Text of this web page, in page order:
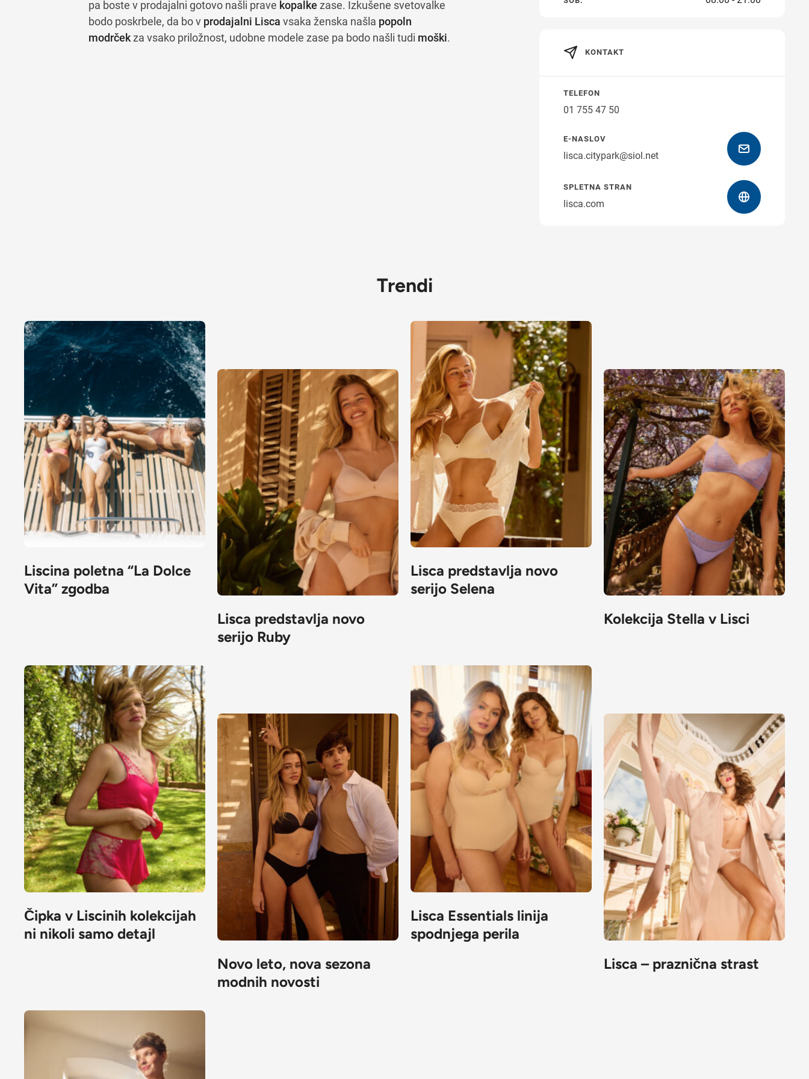
pa boste v prodajalni gotovo našli prave kopalke zase. Izkušene svetovalke
bodo poskrbele, da bo v prodajalni Lisca vsaka ženska našla popoln
modrčekza vsako priložnost, udobne modele zase pa bodo našli tudi moški.
KONTAKT
TELEFON
01 755 47 50
E-NASLOV
lisca.citypark@siol.net
SPLETNA STRAN
lisca.com
Trendi
Liscina poletna “La Dolce
Vita” zgodba
Lisca predstavlja novo
serijo Ruby
Lisca predstavlja novo
serijo Selena
Kolekcija Stella v Lisci
Čipka v Liscinih kolekcijah
ni nikoli samo detajl
Novo leto, nova sezona
modnih novosti
Lisca Essentials linija
spodnjega perila
Lisca – praznična strast